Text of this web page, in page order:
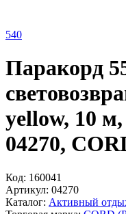
540
Паракорд
yellow, 10
04270,
Код: 160041
Артикул: 04270
Каталог: Активный